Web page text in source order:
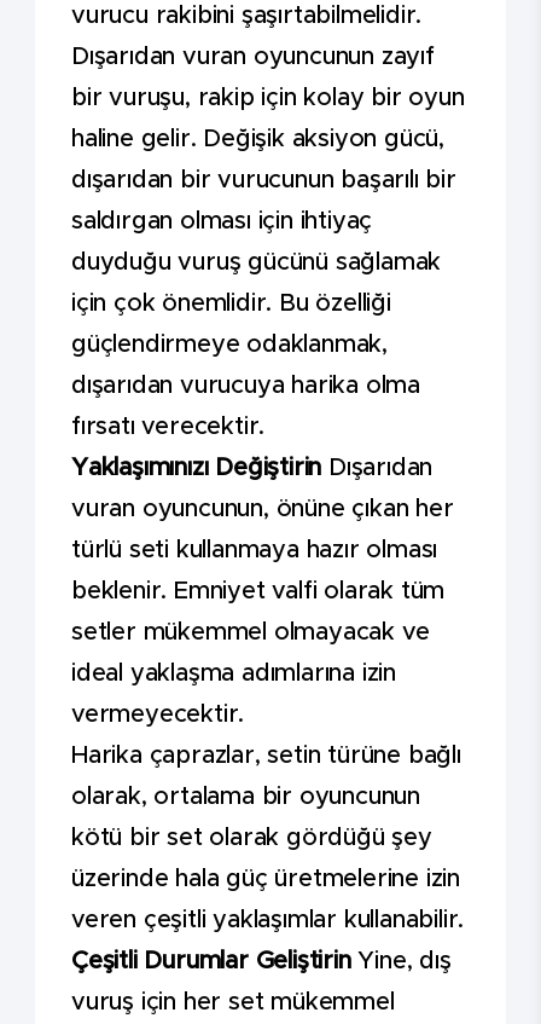
vurucu rakibini şaşırtabilmelidir.
Dışarıdan vuran oyuncunun zayıf
bir vuruşu, rakip için kolay bir oyun
haline gelir. Değişik aksiyon gücü,
dışarıdan bir vurucunun başarılı bir
saldırgan olması için ihtiyaç
duyduğu vuruş gücünü sağlamak
için çok önemlidir. Bu özelliği
güçlendirmeye odaklanmak,
dışarıdan vurucuya harika olma
fırsatı verecektir.
Yaklaşımınızı Değiştirin Dışarıdan
vuran oyuncunun, önüne çıkan her
türlü seti kullanmaya hazır olması
beklenir. Emniyet valfi olarak tüm
setler mükemmel olmayacak ve
ideal yaklaşma adımlarına izin
vermeyecektir.
Harika çaprazlar, setin türüne bağlı
olarak, ortalama bir oyuncunun
kötü bir set olarak gördüğü şey
üzerinde hala güç üretmelerine izin
veren çeşitli yaklaşımlar kullanabilir.
Çeşitli Durumlar Geliştirin Yine, dış
vuruş için her set mükemmel